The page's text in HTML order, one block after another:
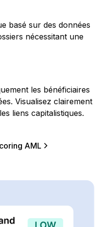
basé sur des données
nécessitant une
les bénéficiaires
Visualisez clairement
liens capitalistiques.
AML